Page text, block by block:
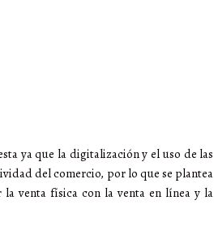
ya que la digitalización y el uso de las
del comercio, por lo que se plantea
venta física con la venta en línea y la